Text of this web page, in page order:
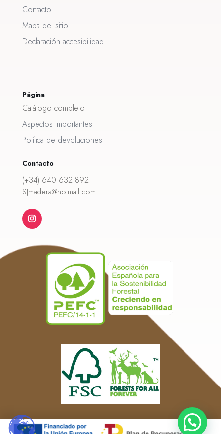
Contacto
Mapa del sitio
Declaración accesibilidad
Página
Catálogo completo
Aspectos importantes
Política de devoluciones
Contacto
(+34) 640 632 892
SJmadera@hotmail.com